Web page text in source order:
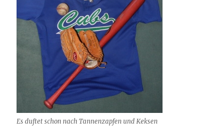
Es duftet schon nach Tannenzapfen und Keksen